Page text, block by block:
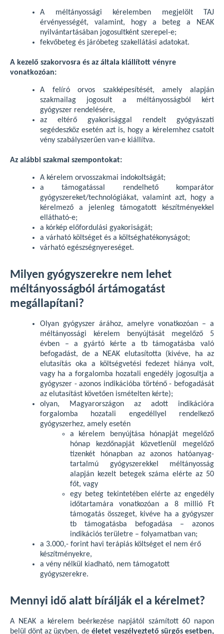
A méltányossági kérelemben megjelölt TAJ
érvényességét, valamint, hogy a beteg a NEAK
nyilvántartásában jogosultként szerepel-e;
fekvőbeteg és járóbeteg szakellátási adatokat.
A kezelő szakorvosra és az általa kiállított vényre
vonatkozóan:
A felíró orvos szakképesítését, amely alapján
szakmailag jogosult a méltányosságból kért
gyógyszer rendelésére,
az eltérő gyakorisággal rendelt gyógyászati
segédeszköz esetén azt is, hogy a kérelemhez csatolt
vény szabályszerűen van-e kiállítva.
Az alábbi szakmai szempontokat:
A kérelem orvosszakmai indokoltságát;
a támogatással rendelhető komparátor
gyógyszereket/technológiákat, valamint azt, hogy a
kérelmező a jelenleg támogatott készítményekkel
ellátható-e;
a kórkép előfordulási gyakoriságát;
a várható költséget és a költséghatékonyságot;
várható egészségnyereséget.
Milyen gyógyszerekre nem lehet
méltányosságból ártámogatást
megállapítani?
Olyan gyógyszer árához, amelyre vonatkozóan – a
méltányossági kérelem benyújtását megelőző 5
évben – a gyártó kérte a tb támogatásba való
befogadást, de a NEAK elutasította (kivéve, ha az
elutasítás oka a költségvetési fedezet hiánya volt,
vagy ha a forgalomba hozatali engedély jogosultja a
gyógyszer - azonos indikációba történő - befogadását
az elutasítást követően ismételten kérte);
olyan, Magyarországon az adott indikációra
forgalomba hozatali engedéllyel rendelkező
gyógyszerhez, amely esetén
a kérelem benyújtása hónapját megelőző
hónap kezdőnapját közvetlenül megelőző
tizenkét hónapban az azonos hatóanyag-
tartalmú gyógyszerekkel méltányosság
alapján kezelt betegek száma elérte az 50
főt, vagy
egy beteg tekintetében elérte az engedély
időtartamára vonatkozóan a 8 millió Ft
támogatás összeget, kivéve ha a gyógyszer
tb támogatásba befogadása – azonos
indikációs területre – folyamatban van;
a 3.000,- forint havi terápiás költséget el nem érő
készítményekre,
a vény nélkül kiadható, nem támogatott
gyógyszerekre.
Mennyi idő alatt bírálják el a kérelmet?
A NEAK a kérelem beérkezése napjától számított 60 napon
belül dönt az ügyben, deéletet veszélyeztető sürgős esetben,